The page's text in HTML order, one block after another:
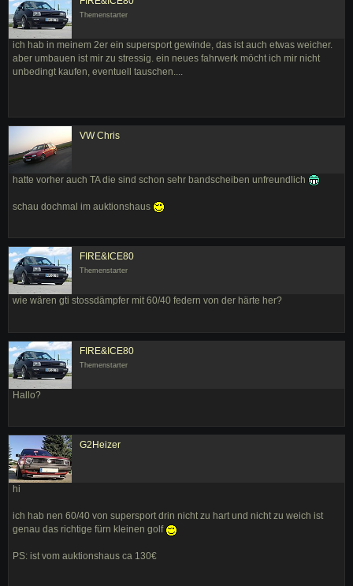
Themenstarter
ich hab in meinem 2er ein supersport gewinde, das ist auch etwas weicher.
aber umbauen ist mir zu stressig. ein neues fahrwerk möcht ich mir nicht
unbedingt kaufen, eventuell tauschen....
VW Chris
hatte vorher auch TA die sind schon sehr bandscheiben unfreundlich
schau dochmal im auktionshaus
FIRE&ICE80
Themenstarter
wie wären gti stossdämpfer mit 60/40 federn von der härte her?
FIRE&ICE80
Themenstarter
Hallo?
G2Heizer
hi
ich hab nen 60/40 von supersport drin nicht zu hart und nicht zu weich ist
genau das richtige fürn kleinen golf
PS: ist vom auktionshaus ca 130€